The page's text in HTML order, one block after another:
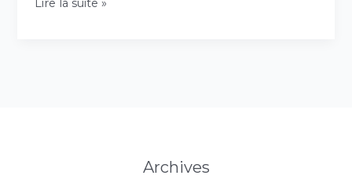
Lire la suite »
Archives